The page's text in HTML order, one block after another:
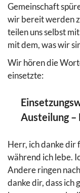
Gemeinschaft
wir bereit werden
teilen uns selbst
mit dem, was wir
Wir hören die
einsetzte:
Austeilung –
Herr, ich danke dir
während ich lebe.
Andere ringen
danke dir, dass ich